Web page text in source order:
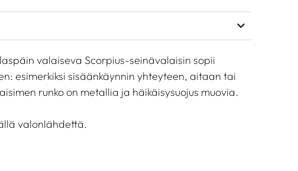
valaiseva Scorpius-seinävalaisin sopii
esimerkiksi sisäänkäynnin yhteyteen, aitaan tai
runko on metallia ja häikäisysuojus muovia.
valonlähdettä.